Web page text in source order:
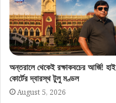
অন্তরালে থেকেই রক্ষাকবচের আর্জি! হাই
কোর্টের দ্বারস্থ টুলু মণ্ডল
August 5, 2026